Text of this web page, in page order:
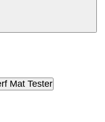
Mat Tester